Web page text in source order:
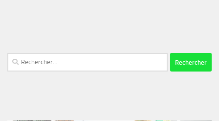
Rechercher :